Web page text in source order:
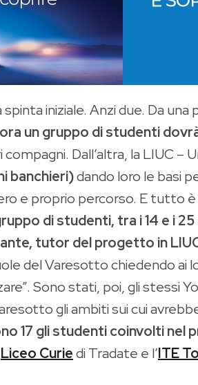
iniziale. Anzi due. Da una
un gruppo di studenti
Dall’altra, la LIUC
banchieri)dando loro le basi
e proprio percorso. E tutto
di studenti, tra i 14 e i
tutor del progetto in
del Varesotto chiedendo ai
Sono stati, poi, gli stessi
gli ambiti sui cui
17 gli studenti coinvolti nel
Liceo Curiedi Tradate e l’ITE